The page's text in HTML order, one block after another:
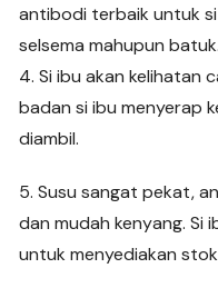
antibodi terbaik untuk si
selsema mahupun batuk.
4. Si ibu akan kelihatan
badan si ibu menyerap
diambil.
5. Susu sangat pekat,
dan mudah kenyang. Si
untuk menyediakan